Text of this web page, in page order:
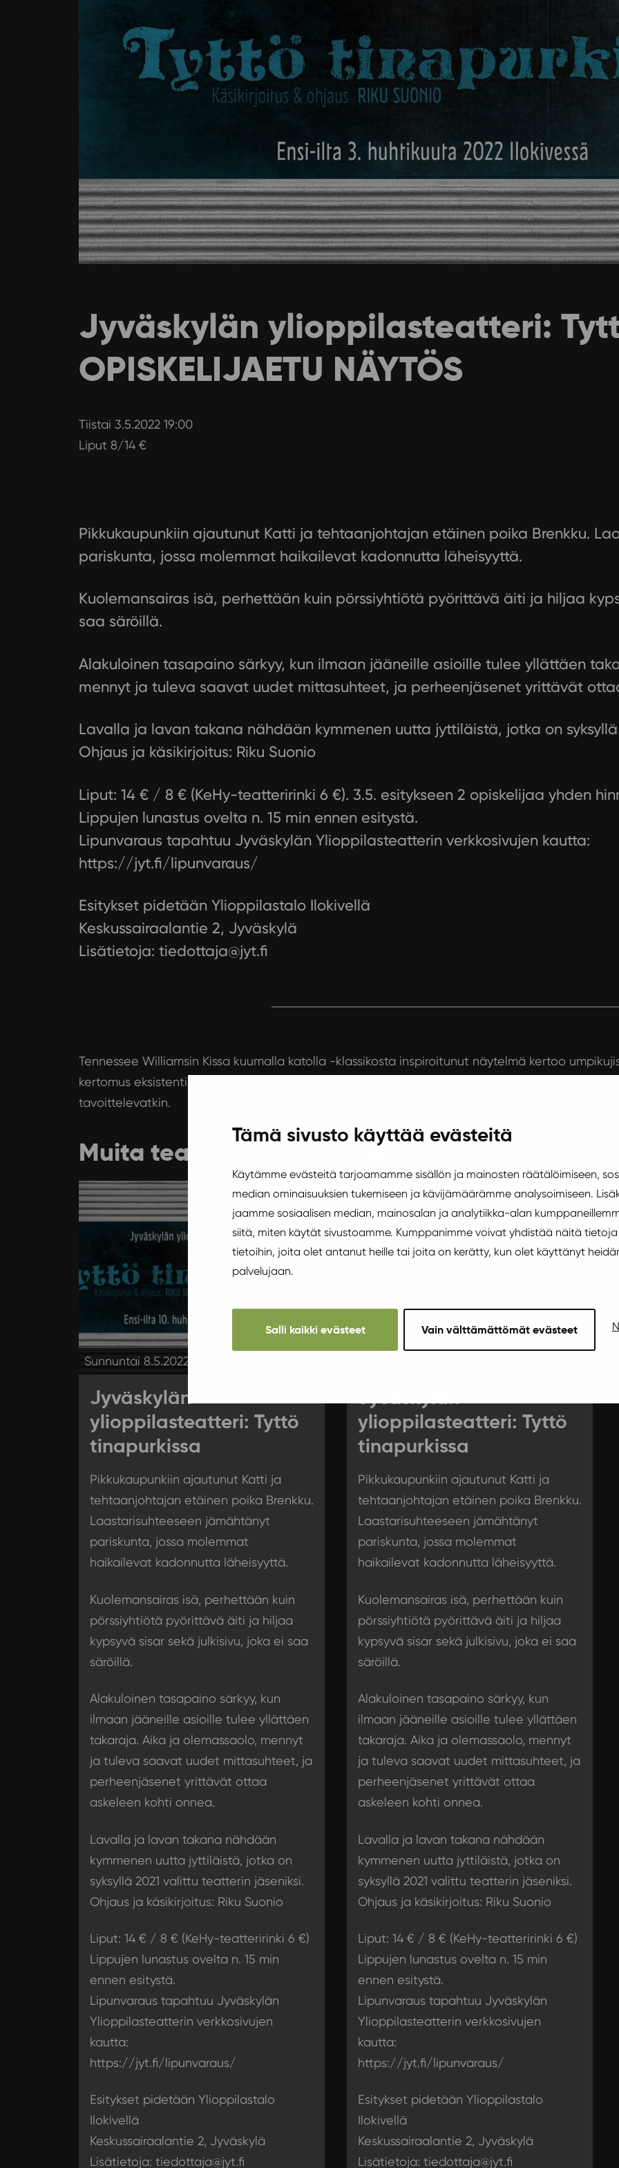
Tämä sivusto käyttää evästeitä
Käytämme evästeitä tarjoamamme sisällön ja mainosten räätälöimiseen,
median ominaisuuksien tukemiseen ja kävijämäärämme analysoimiseen.
jaamme sosiaalisen median, mainosalan ja analytiikka-alan
siitä, miten käytät sivustoamme. Kumppanimme voivat yhdistää näitä tietoja
tietoihin, joita olet antanut heille tai joita on kerätty, kun olet käyttänyt
palvelujaan.
Salli kaikki evästeet Vain välttämättömät evästeet
Jyväskylän ylioppilasteatteri:
OPISKELIJAETU NÄYTÖS
Tiistai 3.5.2022 19:00
Liput 8/14 €
Pikkukaupunkiin ajautunut Katti ja tehtaanjohtajan etäinen poika Brenkku.
pariskunta, jossa molemmat haikailevat kadonnutta läheisyyttä.
Kuolemansairas isä, perhettään kuin pörssiyhtiötä pyörittävä äiti ja hiljaa
saa säröillä.
Alakuloinen tasapaino särkyy, kun ilmaan jääneille asioille tulee yllättäen
mennyt ja tuleva saavat uudet mittasuhteet, ja perheenjäsenet yrittävät
Lavalla ja lavan takana nähdään kymmenen uutta jyttiläistä, jotka on
Ohjaus ja käsikirjoitus: Riku Suonio
Liput: 14 € / 8 € (KeHy-teatteririnki 6 €). 3.5. esitykseen 2 opiskelijaa yhden
Lippujen lunastus ovelta n. 15 min ennen esitystä.
Lipunvaraus tapahtuu Jyväskylän Ylioppilasteatterin verkkosivujen kautta:
https://jyt.fi/lipunvaraus/
Esitykset pidetään Ylioppilastalo Ilokivellä
Keskussairaalantie 2, Jyväskylä
Lisätietoja: tiedottaja@jyt.fi
Tennessee Williamsin Kissa kuumalla katolla -klassikosta inspiroitunut näytelmä kertoo
kertomus eksistentiaalisesta kriisistä ja ajan rajallisuudesta sekä säilykepurkkitehtaasta, joka
tavoittelevatkin.
Muita teatteri toukokuussa
Sunnuntai 8.5.2022 15:00
Jyväskylän
ylioppilasteatteri: Tyttö
tinapurkissa
Pikkukaupunkiin ajautunut Katti ja
tehtaanjohtajan etäinen poika Brenkku.
Laastarisuhteeseen jämähtänyt
pariskunta, jossa molemmat
haikailevat kadonnutta läheisyyttä.
Kuolemansairas isä, perhettään kuin
pörssiyhtiötä pyörittävä äiti ja hiljaa
kypsyvä sisar sekä julkisivu, joka ei saa
säröillä.
Alakuloinen tasapaino särkyy, kun
ilmaan jääneille asioille tulee yllättäen
takaraja. Aika ja olemassaolo, mennyt
ja tuleva saavat uudet mittasuhteet, ja
perheenjäsenet yrittävät ottaa
askeleen kohti onnea.
Lavalla ja lavan takana nähdään
kymmenen uutta jyttiläistä, jotka on
syksyllä 2021 valittu teatterin jäseniksi.
Ohjaus ja käsikirjoitus: Riku Suonio
Liput: 14 € / 8 € (KeHy-teatteririnki 6 €)
Lippujen lunastus ovelta n. 15 min
ennen esitystä.
Lipunvaraus tapahtuu Jyväskylän
Ylioppilasteatterin verkkosivujen
kautta:
https://jyt.fi/lipunvaraus/
Esitykset pidetään Ylioppilastalo
Ilokivellä
Keskussairaalantie 2, Jyväskylä
Lisätietoja: tiedottaja@jyt.fi
Jyväskylän
ylioppilasteatteri: Tyttö
tinapurkissa
Pikkukaupunkiin ajautunut Katti ja
tehtaanjohtajan etäinen poika Brenkku.
Laastarisuhteeseen jämähtänyt
pariskunta, jossa molemmat
haikailevat kadonnutta läheisyyttä.
Kuolemansairas isä, perhettään kuin
pörssiyhtiötä pyörittävä äiti ja hiljaa
kypsyvä sisar sekä julkisivu, joka ei saa
säröillä.
Alakuloinen tasapaino särkyy, kun
ilmaan jääneille asioille tulee yllättäen
takaraja. Aika ja olemassaolo, mennyt
ja tuleva saavat uudet mittasuhteet, ja
perheenjäsenet yrittävät ottaa
askeleen kohti onnea.
Lavalla ja lavan takana nähdään
kymmenen uutta jyttiläistä, jotka on
syksyllä 2021 valittu teatterin jäseniksi.
Ohjaus ja käsikirjoitus: Riku Suonio
Liput: 14 € / 8 € (KeHy-teatteririnki 6 €)
Lippujen lunastus ovelta n. 15 min
ennen esitystä.
Lipunvaraus tapahtuu Jyväskylän
Ylioppilasteatterin verkkosivujen
kautta:
https://jyt.fi/lipunvaraus/
Esitykset pidetään Ylioppilastalo
Ilokivellä
Keskussairaalantie 2, Jyväskylä
Lisätietoja: tiedottaja@jyt.fi